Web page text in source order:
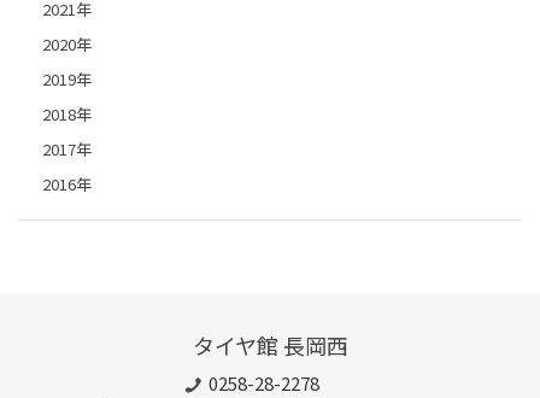
2021年
2020年
2019年
2018年
2017年
2016年
タイヤ館 長岡西
0258-28-2278